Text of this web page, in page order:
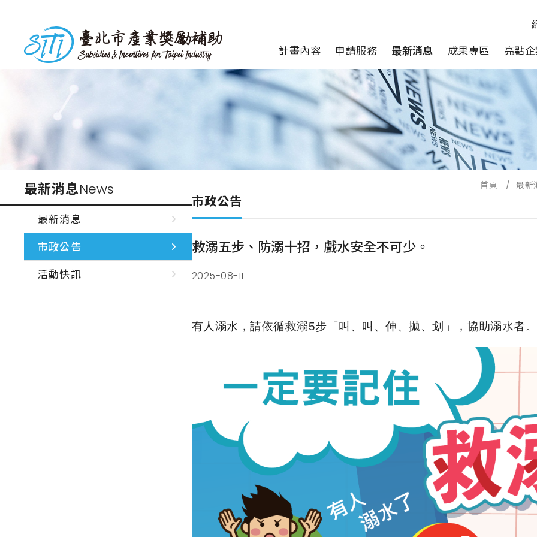
台北市產業獎勵補助
計畫內容 申請服務 最新消息 成果專區 亮點
最新消息News
最新消息
市政公告
活動快訊
首頁 / 最新
市政公告
救溺五步、防溺十招，戲水安全不可少。
2025-08-11
有人溺水，請依循救溺5步「叫、叫、伸、拋、划」，協助溺水者。